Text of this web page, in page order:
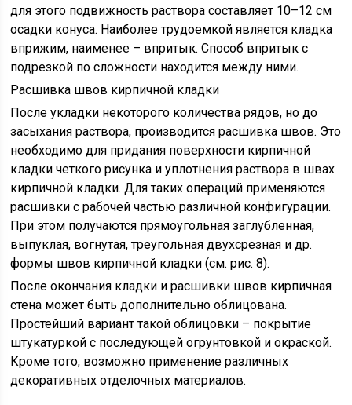
для этого подвижность раствора составляет 10–12 см
осадки конуса. Наиболее трудоемкой является кладка
вприжим, наименее – впритык. Способ впритык с
подрезкой по сложности находится между ними.
Расшивка швов кирпичной кладки
После укладки некоторого количества рядов, но до
засыхания раствора, производится расшивка швов. Это
необходимо для придания поверхности кирпичной
кладки четкого рисунка и уплотнения раствора в швах
кирпичной кладки. Для таких операций применяются
расшивки с рабочей частью различной конфигурации.
При этом получаются прямоугольная заглубленная,
выпуклая, вогнутая, треугольная двухсрезная и др.
формы швов кирпичной кладки (см. рис. 8).
После окончания кладки и расшивки швов кирпичная
стена может быть дополнительно облицована.
Простейший вариант такой облицовки – покрытие
штукатуркой с последующей огрунтовкой и окраской.
Кроме того, возможно применение различных
декоративных отделочных материалов.